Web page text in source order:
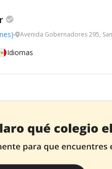
Avenida Gobernadores 295,
Idiomas